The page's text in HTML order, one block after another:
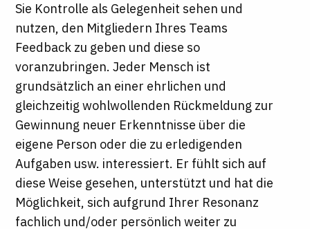
Sie Kontrolle als Gelegenheit sehen und
nutzen, den Mitgliedern Ihres Teams
Feedback zu geben und diese so
voranzubringen. Jeder Mensch ist
grundsätzlich an einer ehrlichen und
gleichzeitig wohlwollenden Rückmeldung zur
Gewinnung neuer Erkenntnisse über die
eigene Person oder die zu erledigenden
Aufgaben usw. interessiert. Er fühlt sich auf
diese Weise gesehen, unterstützt und hat die
Möglichkeit, sich aufgrund Ihrer Resonanz
fachlich und/oder persönlich weiter zu